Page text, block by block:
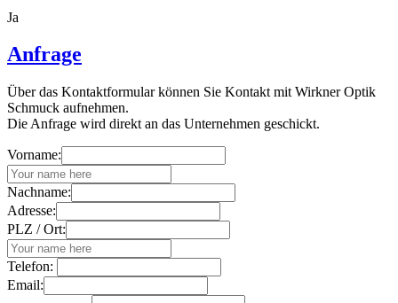
Ja
Anfrage
Über das Kontaktformular können Sie Kontakt mit Wirkner Optik
Schmuck aufnehmen.
Die Anfrage wird direkt an das Unternehmen geschickt.
Vorname:
Nachname:
Adresse:
PLZ / Ort:
Telefon:
Email: